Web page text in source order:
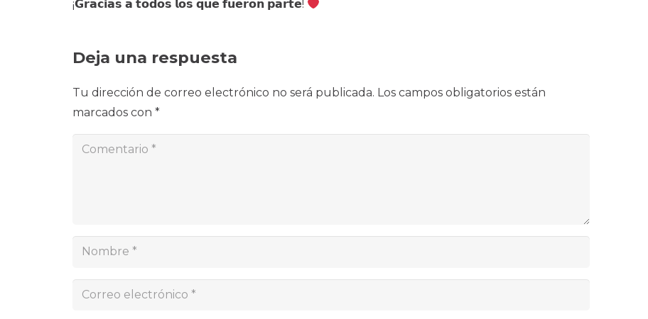
¡𝗚𝗿𝗮𝗰𝗶𝗮𝘀 𝗮 𝘁𝗼𝗱𝗼𝘀 𝗹𝗼𝘀 𝗾𝘂𝗲 𝗳𝘂𝗲𝗿𝗼𝗻 𝗽𝗮𝗿𝘁𝗲!
Deja una respuesta
Tu dirección de correo electrónico no será publicada. Los campos obligatorios están
marcados con *